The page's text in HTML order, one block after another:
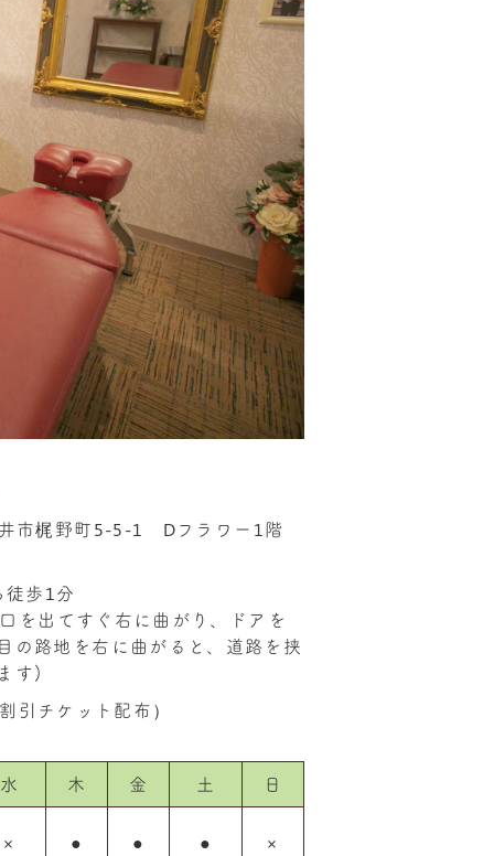
市梶野町5-5-1 Dフラワー1階
徒歩1分
を出てすぐ右に曲がり、ドアを
の路地を右に曲がると、道路を挟
す)
引チケット配布）
水 木 金 土
日
× ● ● ● ×